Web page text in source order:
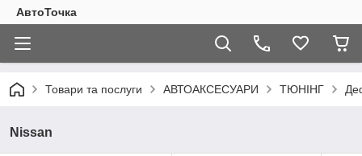
АвтоТочка
Товари та послуги АВТОАКСЕСУАРИ ТЮНІНГ
Nissan